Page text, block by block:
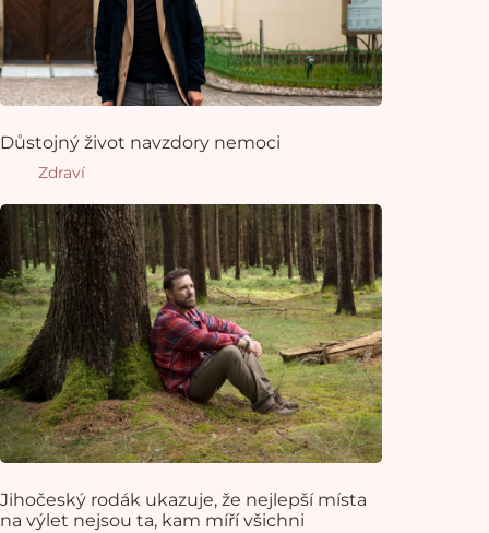
Důstojný život navzdory nemoci
Zdraví
Jihočeský rodák ukazuje, že nejlepší místa
na výlet nejsou ta, kam míří všichni